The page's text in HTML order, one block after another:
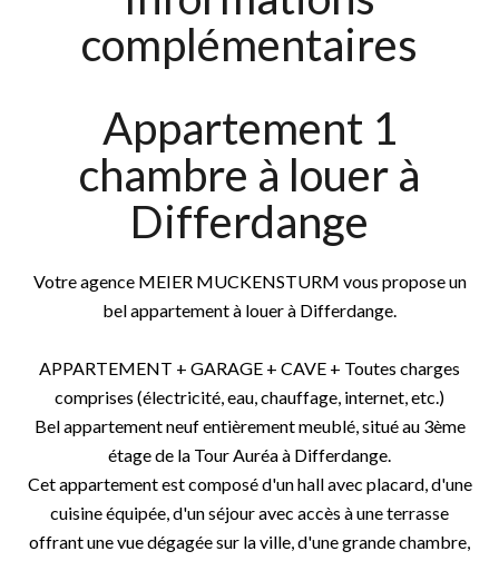
complémentaires
Appartement 1
chambre à louer à
Differdange
Votre agence MEIER MUCKENSTURM vous propose un
bel appartement à louer à Differdange.
APPARTEMENT + GARAGE + CAVE + Toutes charges
comprises (électricité, eau, chauffage, internet, etc.)
Bel appartement neuf entièrement meublé, situé au 3ème
étage de la Tour Auréa à Differdange.
Cet appartement est composé d'un hall avec placard, d'une
cuisine équipée, d'un séjour avec accès à une terrasse
offrant une vue dégagée sur la ville, d'une grande chambre,